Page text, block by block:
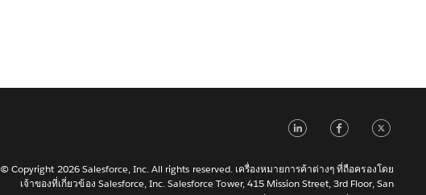
LinkedIn
© Copyright 2026 Salesforce, Inc. All rights reserved. เครื่องหมายการค้าต่างๆ ที่ถือครองโดย
เจ้าของที่เกี่ยวข้อง Salesforce, Inc. Salesforce Tower, 415 Mission Street, 3rd Floor, San